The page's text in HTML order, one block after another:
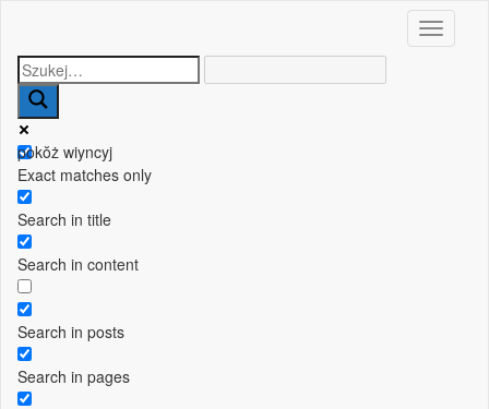
Toggle
pokŏż wiyncyj
Exact matches only
Search in title
Search in content
Search in posts
Search in pages